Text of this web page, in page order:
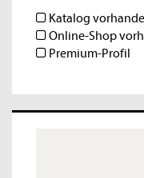
Katalog
Online-Shop
Premium-Profil